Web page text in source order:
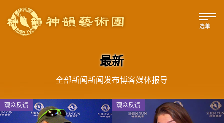
选单
最新
全部新闻新闻发布博客媒体报导
观众反馈 观众反馈